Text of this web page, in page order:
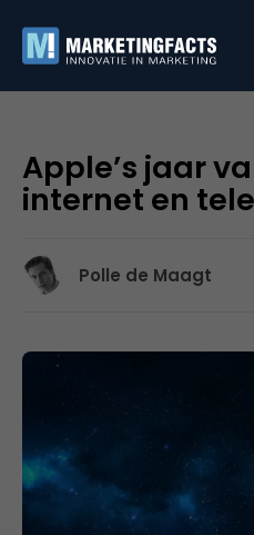
Apple’s jaar
internet en
Polle de Maagt